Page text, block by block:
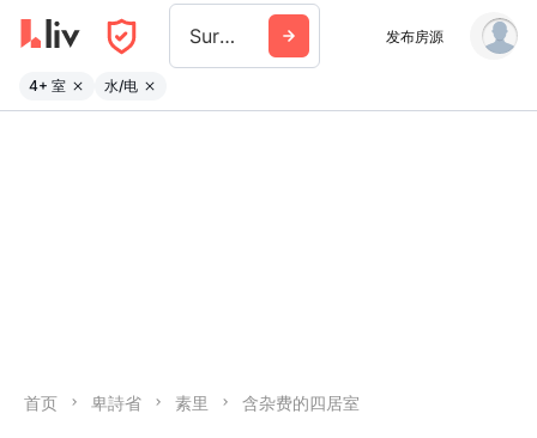
Surrey 发布房源
4+ 室 水/电
首页 卑詩省 素里 含杂费的四居室